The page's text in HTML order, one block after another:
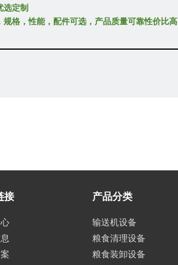
选定制
格，性能，配件可选，产品质量可靠性价比高
接 产品分类
输送机设备
粮食清理设备
粮食装卸设备